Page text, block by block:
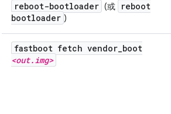
reboot-bootloader (或
reboot
bootloader )
fastboot fetch vendor_boot
<out.img>